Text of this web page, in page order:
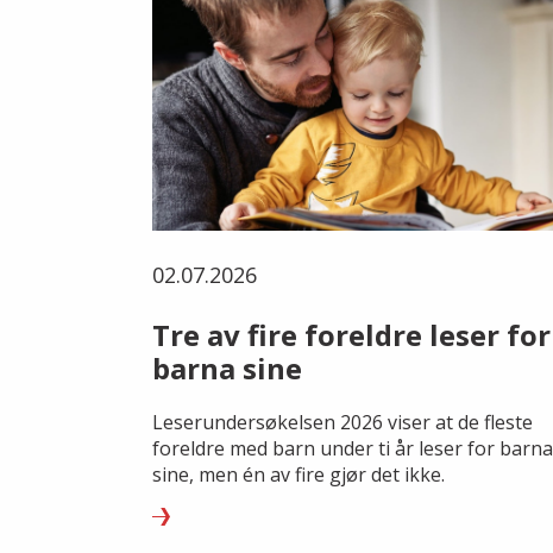
02.07.2026
Tre av fire foreldre leser for
barna sine
Leserundersøkelsen 2026 viser at de fleste
foreldre med barn under ti år leser for barna
sine, men én av fire gjør det ikke.